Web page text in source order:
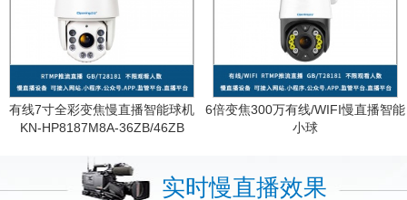
有线7寸全彩变焦慢直播智能球机
KN-HP8187M8A-36ZB/46ZB
6倍变焦300万有线/WIFI慢直播智能
小球
实时慢直播效果